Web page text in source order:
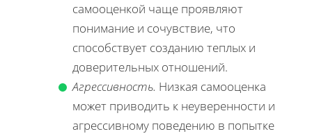
самооценкой чаще проявляют
понимание и сочувствие, что
способствует созданию теплых и
доверительных отношений.
Агрессивность. Низкая самооценка
может приводить к неуверенности и
агрессивному поведению в попытке